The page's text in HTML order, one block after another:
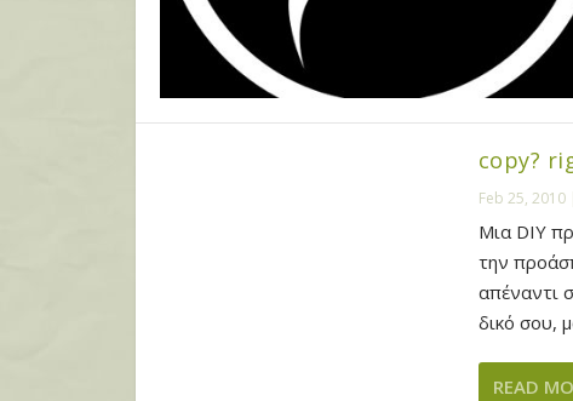
copy?
Feb 25, 2010|
Μια DIY
την
απέναντι
δικό σου,
READ